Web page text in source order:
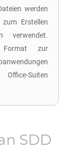
werden
Erstellen
verwendet.
zur
Suiten
SDD